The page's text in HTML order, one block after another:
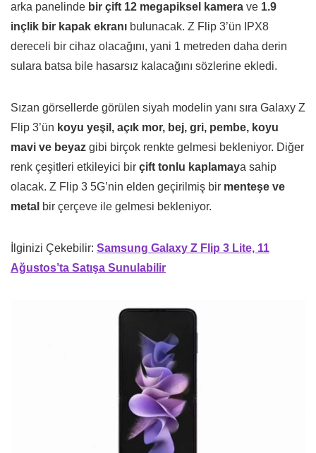
arka panelinde bir çift 12 megapiksel kamera ve 1.9
inçlik bir kapak ekranı bulunacak. Z Flip 3’ün IPX8
dereceli bir cihaz olacağını, yani 1 metreden daha derin
sulara batsa bile hasarsız kalacağını sözlerine ekledi.
Sızan görsellerde görülen siyah modelin yanı sıra Galaxy Z
Flip 3’ün koyu yeşil, açık mor, bej, gri, pembe, koyu
mavi ve beyaz gibi birçok renkte gelmesi bekleniyor. Diğer
renk çeşitleri etkileyici bir çift ​​tonlu kaplamaya sahip
olacak. Z Flip 3 5G’nin elden geçirilmiş bir menteşe ve
metal bir çerçeve ile gelmesi bekleniyor.
İlginizi Çekebilir: Samsung Galaxy Z Flip 3 Lite, 11
Ağustos’ta Satışa Sunulabilir